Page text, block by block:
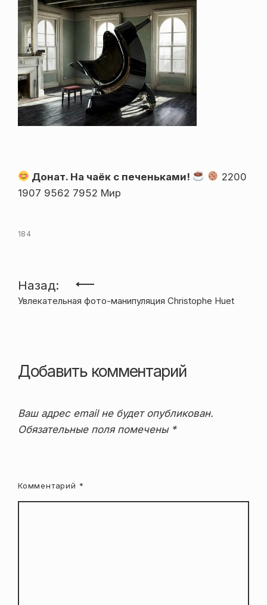
Донат. На чаёк с печеньками!
2200
1907 9562 7952 Мир
184
Навигация
по
Назад:
Увлекательная фото-манипуляция Christophe Huet
Добавить комментарий
Ваш адрес email не будет опубликован.
Обязательные поля помечены *
Комментарий *